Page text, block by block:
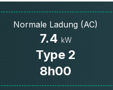
Normale Ladung (AC)
7.4 kW
Type 2
8h00